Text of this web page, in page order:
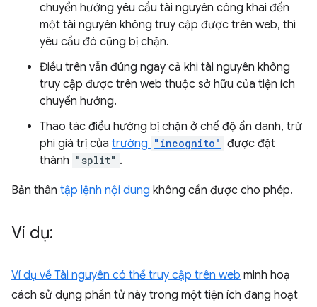
chuyển hướng yêu cầu tài nguyên công khai đến
một tài nguyên không truy cập được trên web, thì
yêu cầu đó cũng bị chặn.
Điều trên vẫn đúng ngay cả khi tài nguyên không
truy cập được trên web thuộc sở hữu của tiện ích
chuyển hướng.
Thao tác điều hướng bị chặn ở chế độ ẩn danh, trừ
phi giá trị của trường "incognito" được đặt
thành "split" .
Bản thân tập lệnh nội dung không cần được cho phép.
Ví dụ:
Ví dụ về Tài nguyên có thể truy cập trên web minh hoạ
cách sử dụng phần tử này trong một tiện ích đang hoạt